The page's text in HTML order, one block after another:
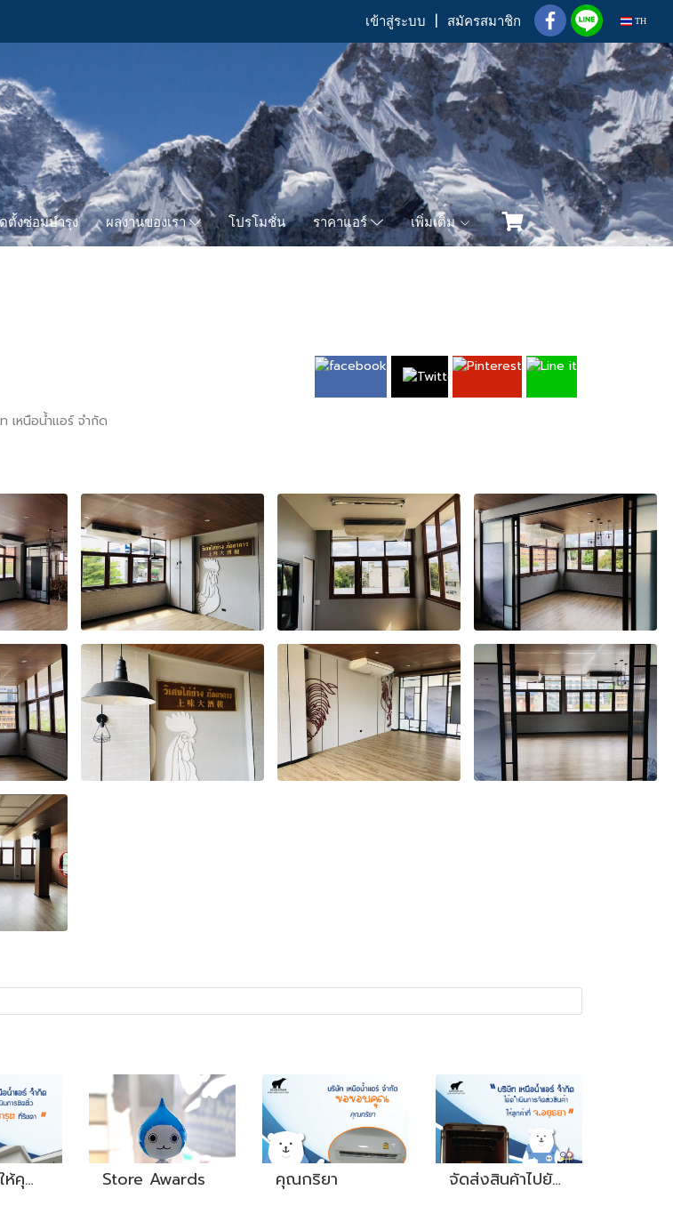
เข้าสู่ระบบ สมัครสมาชิก TH
ตั้งซ่อมบำรุง ผลงานของเรา โปรโมชั่น ราคาแอร์ เพิ่มเติม
เหนือน้ำแอร์ จำกัด
ติดตั้งแอร์ให้คุณมารุต ที่รัชดา Store Awards คุณกริยา จัดส่งสินค้าไปยังจังหวัด อยุธยา